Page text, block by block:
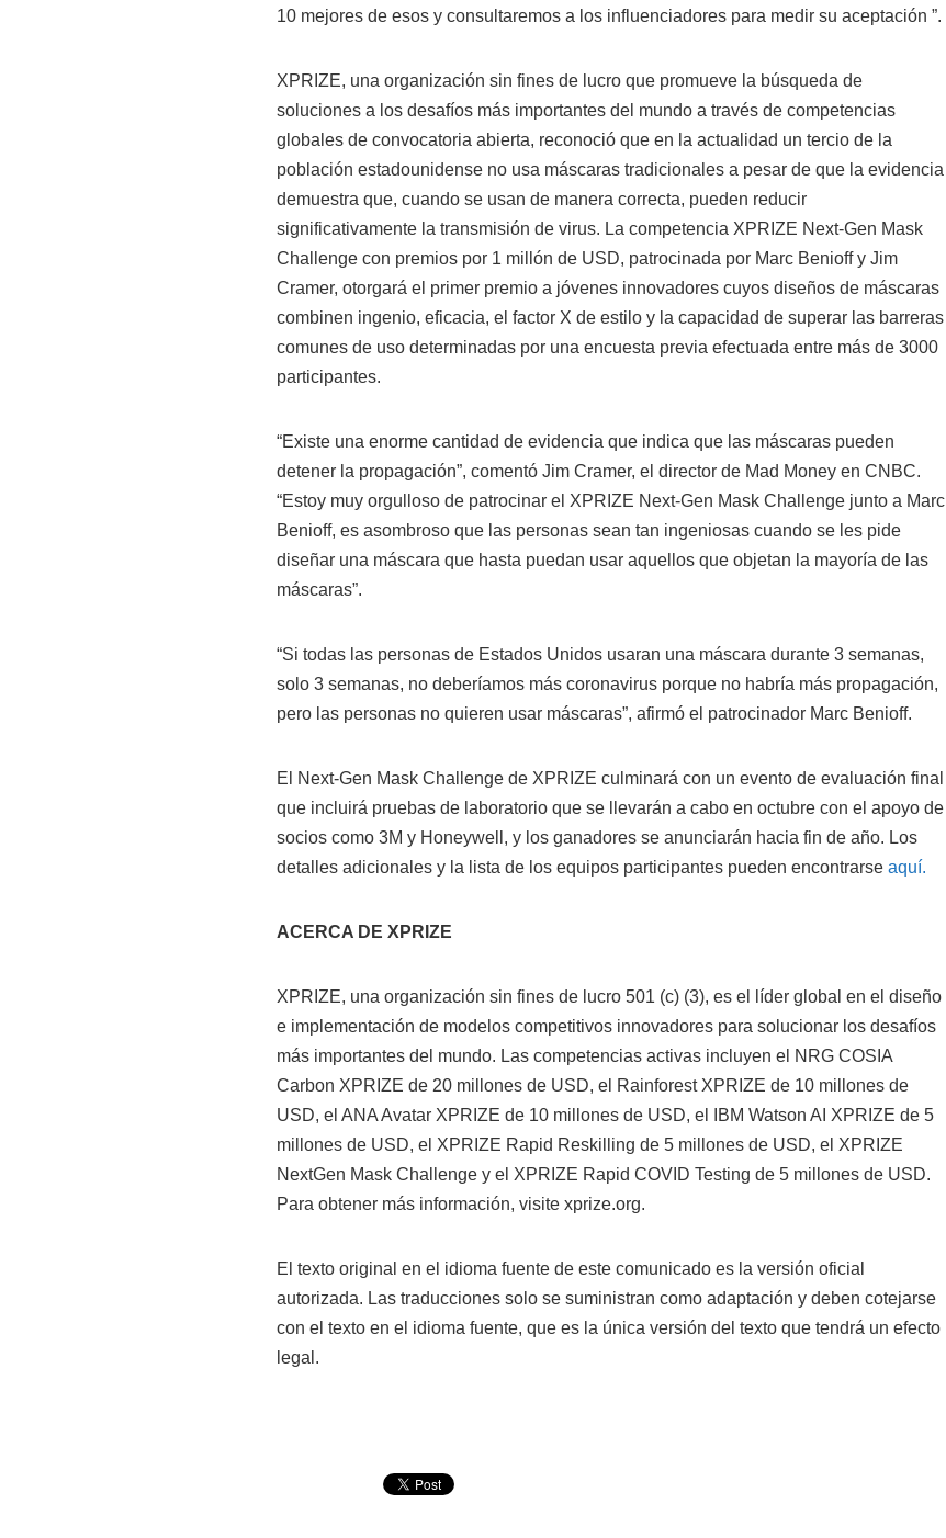
10 mejores de esos y consultaremos a los influenciadores para medir su aceptación ”.
XPRIZE, una organización sin fines de lucro que promueve la búsqueda de
soluciones a los desafíos más importantes del mundo a través de competencias
globales de convocatoria abierta, reconoció que en la actualidad un tercio de la
población estadounidense no usa máscaras tradicionales a pesar de que la evidencia
demuestra que, cuando se usan de manera correcta, pueden reducir
significativamente la transmisión de virus. La competencia XPRIZE Next-Gen Mask
Challenge con premios por 1 millón de USD, patrocinada por Marc Benioff y Jim
Cramer, otorgará el primer premio a jóvenes innovadores cuyos diseños de máscaras
combinen ingenio, eficacia, el factor X de estilo y la capacidad de superar las barreras
comunes de uso determinadas por una encuesta previa efectuada entre más de 3000
participantes.
“Existe una enorme cantidad de evidencia que indica que las máscaras pueden
detener la propagación”, comentó Jim Cramer, el director de Mad Money en CNBC.
“Estoy muy orgulloso de patrocinar el XPRIZE Next-Gen Mask Challenge junto a Marc
Benioff, es asombroso que las personas sean tan ingeniosas cuando se les pide
diseñar una máscara que hasta puedan usar aquellos que objetan la mayoría de las
máscaras”.
“Si todas las personas de Estados Unidos usaran una máscara durante 3 semanas,
solo 3 semanas, no deberíamos más coronavirus porque no habría más propagación,
pero las personas no quieren usar máscaras”, afirmó el patrocinador Marc Benioff.
El Next-Gen Mask Challenge de XPRIZE culminará con un evento de evaluación final
que incluirá pruebas de laboratorio que se llevarán a cabo en octubre con el apoyo de
socios como 3M y Honeywell, y los ganadores se anunciarán hacia fin de año. Los
detalles adicionales y la lista de los equipos participantes pueden encontrarse aquí.
ACERCA DE XPRIZE
XPRIZE, una organización sin fines de lucro 501 (c) (3), es el líder global en el diseño
e implementación de modelos competitivos innovadores para solucionar los desafíos
más importantes del mundo. Las competencias activas incluyen el NRG COSIA
Carbon XPRIZE de 20 millones de USD, el Rainforest XPRIZE de 10 millones de
USD, el ANA Avatar XPRIZE de 10 millones de USD, el IBM Watson AI XPRIZE de 5
millones de USD, el XPRIZE Rapid Reskilling de 5 millones de USD, el XPRIZE
NextGen Mask Challenge y el XPRIZE Rapid COVID Testing de 5 millones de USD.
Para obtener más información, visite xprize.org.
El texto original en el idioma fuente de este comunicado es la versión oficial
autorizada. Las traducciones solo se suministran como adaptación y deben cotejarse
con el texto en el idioma fuente, que es la única versión del texto que tendrá un efecto
legal.